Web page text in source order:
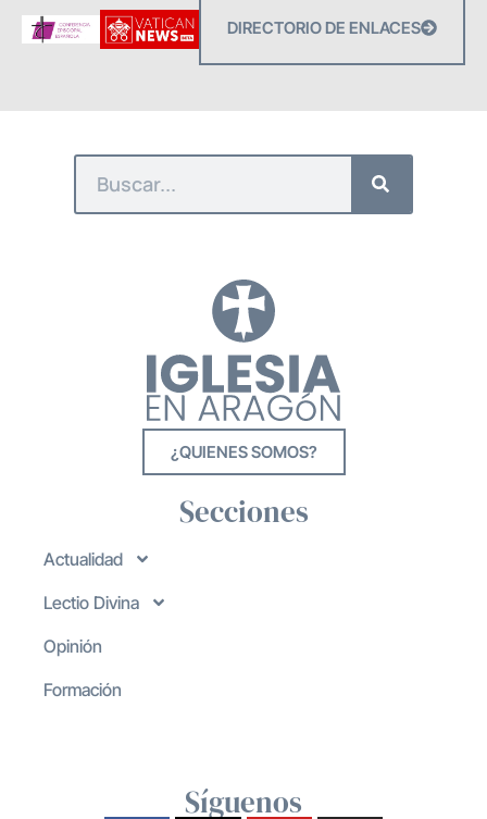
DIRECTORIO DE ENLACES
¿QUIENES SOMOS?
Secciones
Actualidad
Lectio Divina
Opinión
Formación
Síguenos